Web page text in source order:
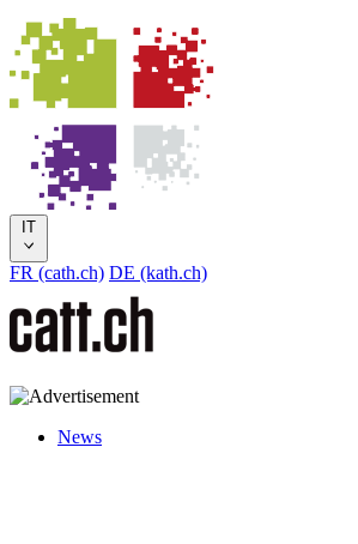
IT
FR (cath.ch) DE (kath.ch)
News